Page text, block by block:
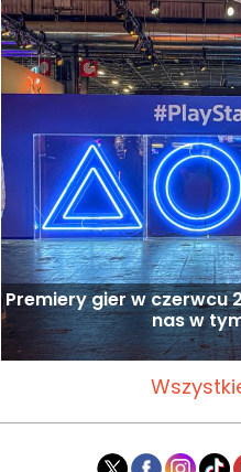
Premiery gier w czerwcu
nas w